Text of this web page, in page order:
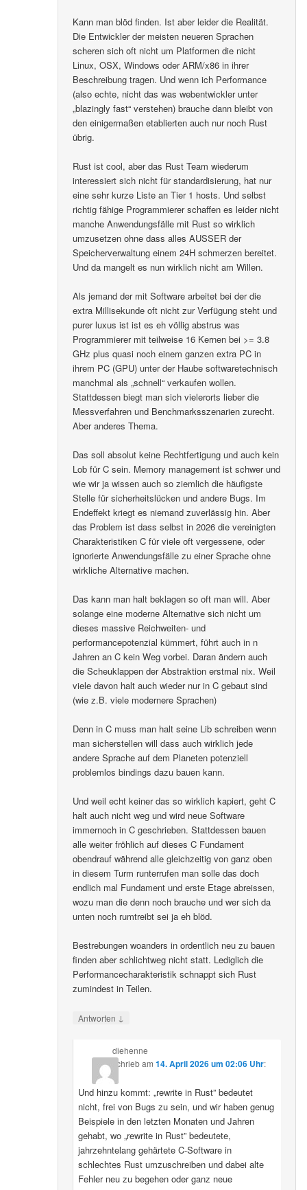
Kann man blöd finden. Ist aber leider die Realität.
Die Entwickler der meisten neueren Sprachen
scheren sich oft nicht um Platformen die nicht
Linux, OSX, Windows oder ARM/x86 in ihrer
Beschreibung tragen. Und wenn ich Performance
(also echte, nicht das was webentwickler unter
„blazingly fast“ verstehen) brauche dann bleibt von
den einigermaßen etablierten auch nur noch Rust
übrig.
Rust ist cool, aber das Rust Team wiederum
interessiert sich nicht für standardisierung, hat nur
eine sehr kurze Liste an Tier 1 hosts. Und selbst
richtig fähige Programmierer schaffen es leider nicht
manche Anwendungsfälle mit Rust so wirklich
umzusetzen ohne dass alles AUSSER der
Speicherverwaltung einem 24H schmerzen bereitet.
Und da mangelt es nun wirklich nicht am Willen.
Als jemand der mit Software arbeitet bei der die
extra Millisekunde oft nicht zur Verfügung steht und
purer luxus ist ist es eh völlig abstrus was
Programmierer mit teilweise 16 Kernen bei >= 3.8
GHz plus quasi noch einem ganzen extra PC in
ihrem PC (GPU) unter der Haube softwaretechnisch
manchmal als „schnell“ verkaufen wollen.
Stattdessen biegt man sich vielerorts lieber die
Messverfahren und Benchmarksszenarien zurecht.
Aber anderes Thema.
Das soll absolut keine Rechtfertigung und auch kein
Lob für C sein. Memory management ist schwer und
wie wir ja wissen auch so ziemlich die häufigste
Stelle für sicherheitslücken und andere Bugs. Im
Endeffekt kriegt es niemand zuverlässig hin. Aber
das Problem ist dass selbst in 2026 die vereinigten
Charakteristiken C für viele oft vergessene, oder
ignorierte Anwendungsfälle zu einer Sprache ohne
wirkliche Alternative machen.
Das kann man halt beklagen so oft man will. Aber
solange eine moderne Alternative sich nicht um
dieses massive Reichweiten- und
performancepotenzial kümmert, führt auch in n
Jahren an C kein Weg vorbei. Daran ändern auch
die Scheuklappen der Abstraktion erstmal nix. Weil
viele davon halt auch wieder nur in C gebaut sind
(wie z.B. viele modernere Sprachen)
Denn in C muss man halt seine Lib schreiben wenn
man sicherstellen will dass auch wirklich jede
andere Sprache auf dem Planeten potenziell
problemlos bindings dazu bauen kann.
Und weil echt keiner das so wirklich kapiert, geht C
halt auch nicht weg und wird neue Software
immernoch in C geschrieben. Stattdessen bauen
alle weiter fröhlich auf dieses C Fundament
obendrauf während alle gleichzeitig von ganz oben
in diesem Turm runterrufen man solle das doch
endlich mal Fundament und erste Etage abreissen,
wozu man die denn noch brauche und wer sich da
unten noch rumtreibt sei ja eh blöd.
Bestrebungen woanders in ordentlich neu zu bauen
finden aber schlichtweg nicht statt. Lediglich die
Performancecharakteristik schnappt sich Rust
zumindest in Teilen.
Antworten ↓
diehenne
schriebam 14. April 2026 um 02:06 Uhr:
Und hinzu kommt: „rewrite in Rust” bedeutet
nicht, frei von Bugs zu sein, und wir haben genug
Beispiele in den letzten Monaten und Jahren
gehabt, wo „rewrite in Rust” bedeutete,
jahrzehntelang gehärtete C-Software in
schlechtes Rust umzuschreiben und dabei alte
Fehler neu zu begehen oder ganz neue